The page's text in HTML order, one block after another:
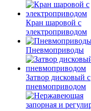
Кран шаровой с
электроприводом
Пневмоприводы
Затвор дисковый с
пневмоприводом